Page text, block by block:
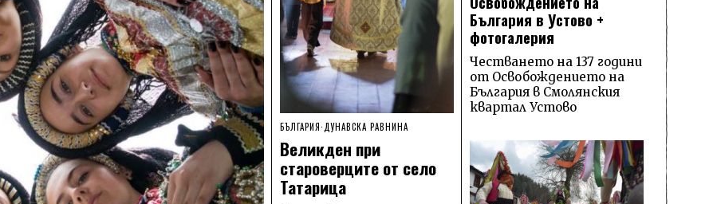
БЪЛГАРИЯ·ДУНАВСКА РАВНИНА
Великден при
староверците от село
Татарица
България в Устово +
фотогалерия
Честването на 137 години
от Освобождението на
България в Смолянския
квартал Устово